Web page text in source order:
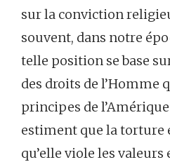
sur la conviction
souvent, dans notre
telle position se base
des droits de l’Homme
principes de
estiment que la torture
qu’elle viole les